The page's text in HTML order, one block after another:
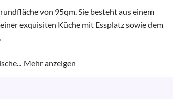
von 95qm. Sie besteht aus einem
exquisiten Küche mit Essplatz sowie dem
Mehr anzeigen